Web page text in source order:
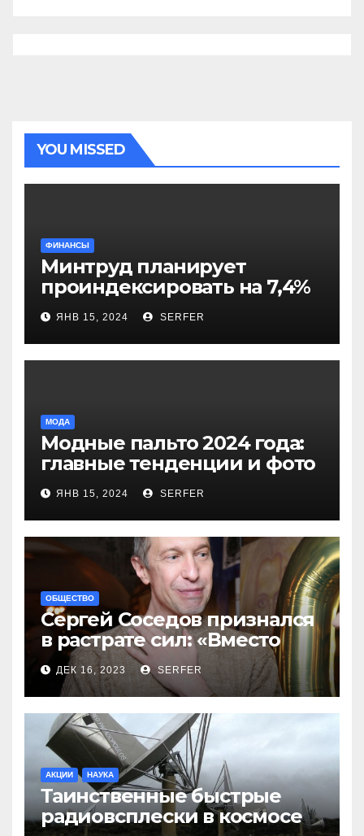
YOU MISSED
ФИНАНСЫ
Минтруд планирует
проиндексировать на 7,4%
более 40 выплат и
компенсаций
ЯНВ 15, 2024 SERFER
МОДА
Модные пальто 2024 года:
главные тенденции и фото
новинок
ЯНВ 15, 2024 SERFER
ОБЩЕСТВО
Сергей Соседов признался
в растрате сил: «Вместо
меня взяли Пригожина»
ДЕК 16, 2023 SERFER
АКЦИИ НАУКА
Таинственные быстрые
радиовсплески в космосе